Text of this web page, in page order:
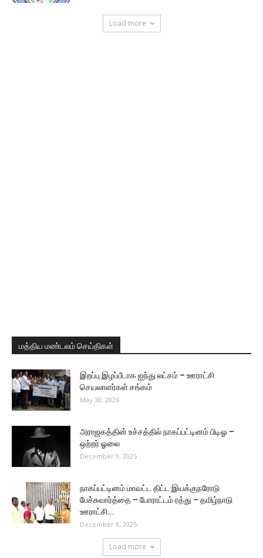
Load more
மத்திய மண்டலம் செய்திகள்
இறப்பு இழப்பீடாக ஐந்து லட்சம் – ஊராட்சி
செயலாளர்கள் சங்கம்
May 30, 2026
அராஜகத்தின் உச்சத்தில் நாகப்பட்டினம் பிடிஓ –
ஒற்றர் ஓலை
December 9, 2025
நாகப்பட்டினம் மாவட்ட திட்ட இயக்குநரோடு
பேச்சுவார்த்தை – போராட்டம் ரத்து – தமிழ்நாடு
ஊராட்சி...
December 8, 2025
Load more